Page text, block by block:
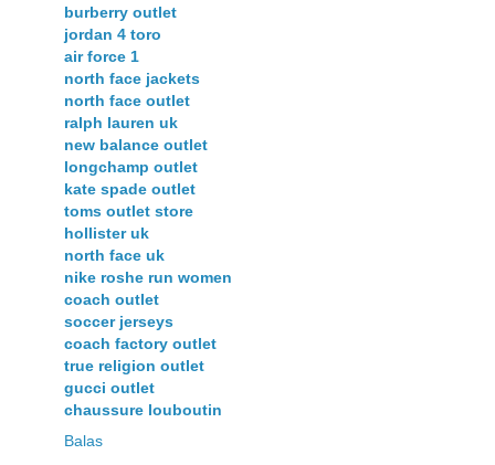
burberry outlet
jordan 4 toro
air force 1
north face jackets
north face outlet
ralph lauren uk
new balance outlet
longchamp outlet
kate spade outlet
toms outlet store
hollister uk
north face uk
nike roshe run women
coach outlet
soccer jerseys
coach factory outlet
true religion outlet
gucci outlet
chaussure louboutin
Balas